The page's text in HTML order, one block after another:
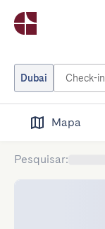
Dubai Check-in
Mapa
Pesquisar: